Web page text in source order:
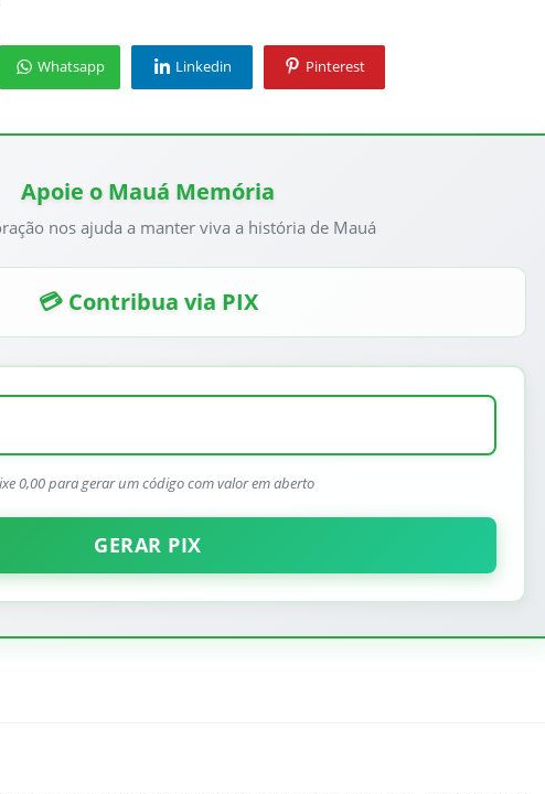
Whatsapp Linkedin Pinterest
Apoie o Mauá Memória
nos ajuda a manter viva a história de Mauá
💳 Contribua via PIX
0,00 para gerar um código com valor em aberto
GERAR PIX